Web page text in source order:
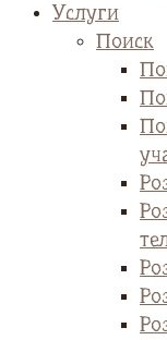
Услуги
Поиск